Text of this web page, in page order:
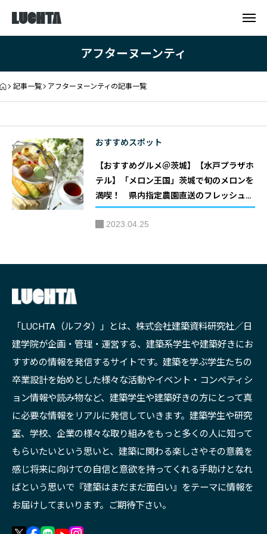
アフターヌーンティ
記事一覧 アフターヌーンティの記事一覧
おすすめスポット
【おすすめグルメ＠茨城】【水戸プラザホ
テル】「メロン王国」茨城で旬のメロンを
満喫！ 県内指定農園直送のフレッシュメ
ロンを味わい尽くすアフタヌーンティーセ
ットが登場。
2023.04.25
「LUCHTA（ルフタ）」とは、株式会社建築資料研究社／日
建学院が企画・管理・運営する、建築系学生や建築好きにお
すすめの情報を発信するサイトです。建築を学ぶ学生たちの
卒業設計を始めとした様々な活動やイベント・コンペティシ
ョン情報や読み物など、建築学生や建築好きの方にとって真
に必要な情報をリアルに発信していきます。建築学生や研究
室、学校、企業の様々な取り組みをもっと多くの人に知って
もらいたいという思いと、建築に関わる楽しさやその意義を
感じ将来に向けての自信と意欲を持ってくれる手助けとなれ
ばという思いで『建築はまだまだ面白い』をテーマに情報を
お届けしてまいります。ご期待下さい。